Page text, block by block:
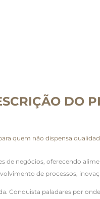
DO
quem não dispensa
de negócios, oferecendo
de processos,
Conquista paladares por